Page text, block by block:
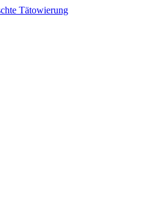
Tätowierung